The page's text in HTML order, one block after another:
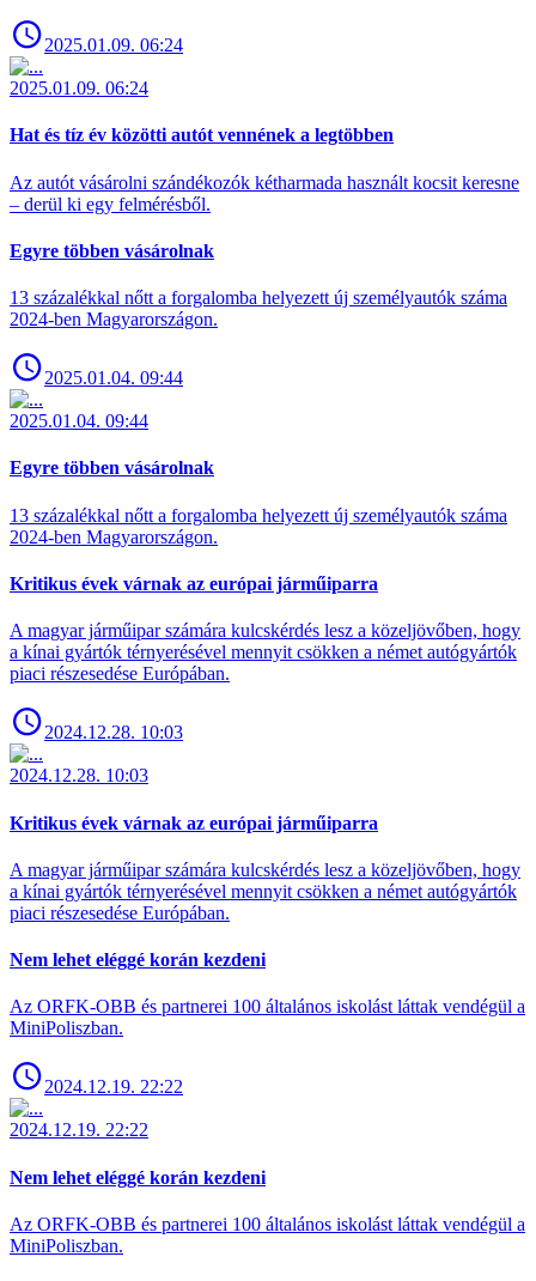
2025.01.09. 06:24
2025.01.09. 06:24
Hat és tíz év közötti autót vennének a legtöbben
Az autót vásárolni szándékozók kétharmada használt kocsit keresne
– derül ki egy felmérésből.
Egyre többen vásárolnak
13 százalékkal nőtt a forgalomba helyezett új személyautók száma
2024-ben Magyarországon.
2025.01.04. 09:44
2025.01.04. 09:44
Egyre többen vásárolnak
13 százalékkal nőtt a forgalomba helyezett új személyautók száma
2024-ben Magyarországon.
Kritikus évek várnak az európai járműiparra
A magyar járműipar számára kulcskérdés lesz a közeljövőben, hogy
a kínai gyártók térnyerésével mennyit csökken a német autógyártók
piaci részesedése Európában.
2024.12.28. 10:03
2024.12.28. 10:03
Kritikus évek várnak az európai járműiparra
A magyar járműipar számára kulcskérdés lesz a közeljövőben, hogy
a kínai gyártók térnyerésével mennyit csökken a német autógyártók
piaci részesedése Európában.
Nem lehet eléggé korán kezdeni
Az ORFK-OBB és partnerei 100 általános iskolást láttak vendégül a
MiniPoliszban.
2024.12.19. 22:22
2024.12.19. 22:22
Nem lehet eléggé korán kezdeni
Az ORFK-OBB és partnerei 100 általános iskolást láttak vendégül a
MiniPoliszban.